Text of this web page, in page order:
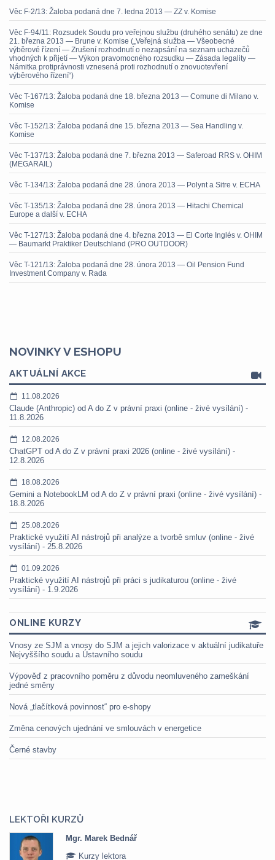
Věc F-2/13: Žaloba podaná dne 7. ledna 2013 — ZZ v. Komise
Věc F-94/11: Rozsudek Soudu pro veřejnou službu (druhého senátu) ze dne
21. března 2013 — Brune v. Komise („Veřejná služba — Všeobecné
výběrové řízení — Zrušení rozhodnutí o nezapsání na seznam uchazečů
vhodných k přijetí — Výkon pravomocného rozsudku — Zásada legality —
Námitka protiprávnosti vznesená proti rozhodnutí o znovuotevření
výběrového řízení“)
Věc T-167/13: Žaloba podaná dne 18. března 2013 — Comune di Milano v.
Komise
Věc T-152/13: Žaloba podaná dne 15. března 2013 — Sea Handling v.
Komise
Věc T-137/13: Žaloba podaná dne 7. března 2013 — Saferoad RRS v. OHIM
(MEGARAIL)
Věc T-134/13: Žaloba podaná dne 28. února 2013 — Polynt a Sitre v. ECHA
Věc T-135/13: Žaloba podaná dne 28. února 2013 — Hitachi Chemical
Europe a další v. ECHA
Věc T-127/13: Žaloba podaná dne 4. března 2013 — El Corte Inglés v. OHIM
— Baumarkt Praktiker Deutschland (PRO OUTDOOR)
Věc T-121/13: Žaloba podaná dne 28. února 2013 — Oil Pension Fund
Investment Company v. Rada
NOVINKY V ESHOPU
AKTUÁLNÍ AKCE
11.08.2026
Claude (Anthropic) od A do Z v právní praxi (online - živé vysílání) -
11.8.2026
12.08.2026
ChatGPT od A do Z v právní praxi 2026 (online - živé vysílání) -
12.8.2026
18.08.2026
Gemini a NotebookLM od A do Z v právní praxi (online - živé vysílání) -
18.8.2026
25.08.2026
Praktické využití AI nástrojů při analýze a tvorbě smluv (online - živé
vysílání) - 25.8.2026
01.09.2026
Praktické využití AI nástrojů při práci s judikaturou (online - živé
vysílání) - 1.9.2026
ONLINE KURZY
Vnosy ze SJM a vnosy do SJM a jejich valorizace v aktuální judikatuře
Nejvyššího soudu a Ústavního soudu
Výpověď z pracovního poměru z důvodu neomluveného zameškání
jedné směny
Nová „tlačítková povinnost“ pro e-shopy
Změna cenových ujednání ve smlouvách v energetice
Černé stavby
LEKTOŘI KURZŮ
Mgr. Marek Bednář
Kurzy lektora